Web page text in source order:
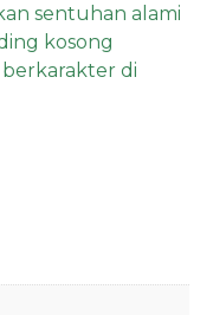
sentuhan alami
kosong
di